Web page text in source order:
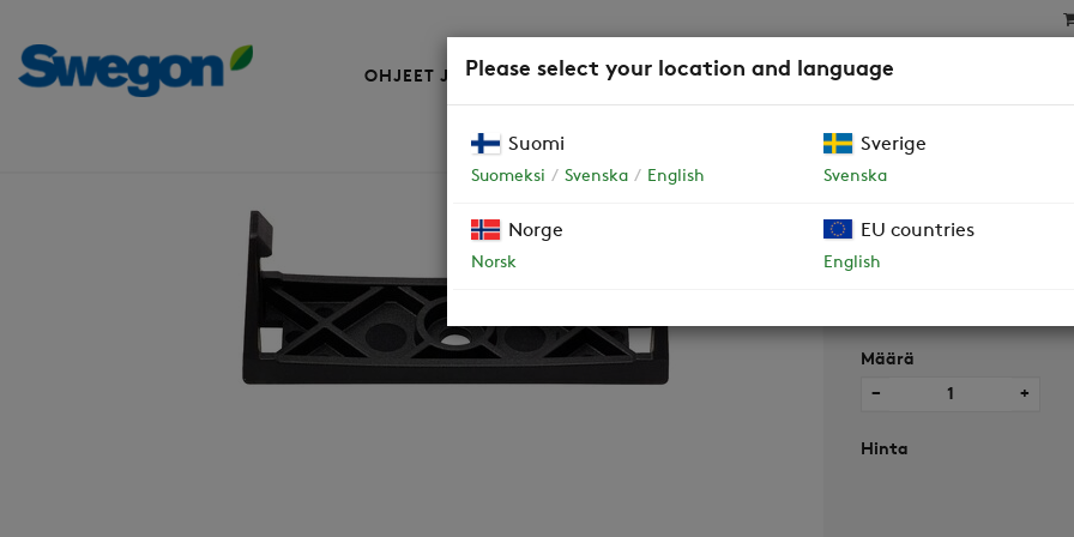
OHJEET JA VARAOSAT SUODATTIMET YRITYSASIAKKAAT JA
Määrä
− +
Hinta
Please select your location and language
Suomi
Suomeksi Svenska English
Sverige
Svenska
Norge
Norsk
EU countries
English